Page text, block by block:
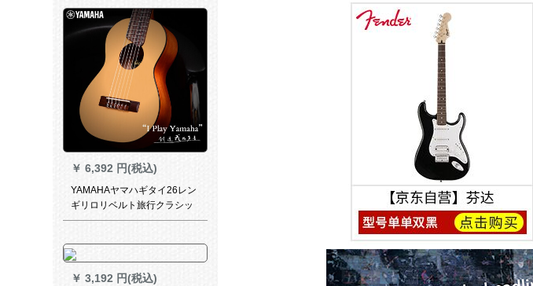
￥ 6,392 円(税込)
YAMAHAヤマハギタイ26レン
ギリロリベルト旅行クラシッ
クこどもキGL 1原木色
￥ 3,192 円(税込)